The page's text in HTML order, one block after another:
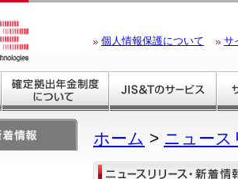
個人情報保護について サ
ホーム > ニュース